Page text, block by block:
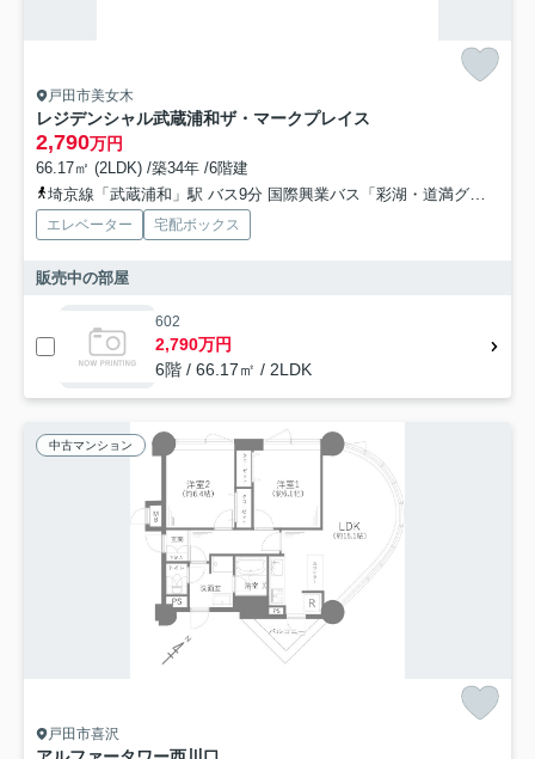
戸田市美女木
レジデンシャル武蔵浦和ザ・マークプレイス
2,790万円
66.17㎡ (2LDK) /築34年 /6階建
埼京線「武蔵浦和」駅 バス9分 国際興業バス「彩湖・道満グリーンパーク入口」 停歩6分
エレベーター 宅配ボックス
販売中の部屋
602
2,790万円
6階 / 66.17㎡ / 2LDK
中古マンション
戸田市喜沢